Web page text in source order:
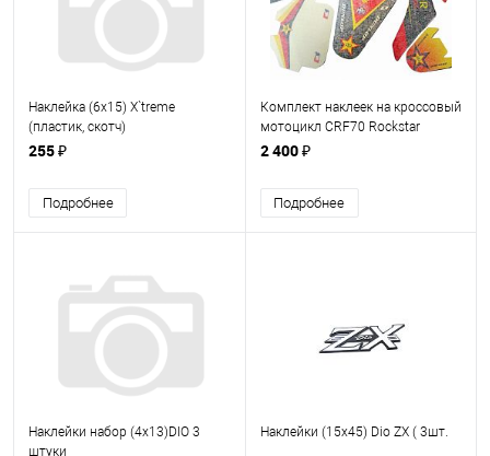
Наклейка (6х15) X`treme
(пластик, скотч)
255 ₽
Подробнее
Комплект наклеек на кроссовый
мотоцикл CRF70 Rockstar
2 400 ₽
Подробнее
Наклейки набор (4x13)DIO 3
штуки
Наклейки (15х45) Dio ZX ( 3шт.